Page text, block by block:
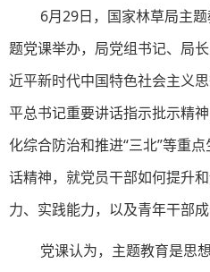
6月29日，国家林草局主
题党课举办，局党组书记、局
近平新时代中国特色社会主义
平总书记重要讲话指示批示精
化综合防治和推进“三北”等重
话精神，就党员干部如何提升
力、实践能力，以及青年干部
党课认为，主题教育是思